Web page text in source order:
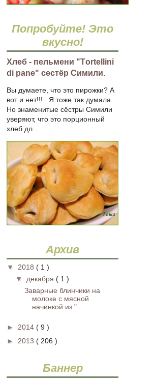
Попробуйте! Это
вкусно!
Хлеб - пельмени "Тortellini
di pane" сестёр Симили.
Вы думаете, что это пирожки? А
вот и нет!!! Я тоже так думала...
Но знаменитые сёстры Симили
уверяют, что это порционный
хлеб дл...
Архив
▼ 2018 ( 1 )
▼ декабря ( 1 )
Заварные блинчики на
молоке с мясной
начинкой из "...
► 2014 ( 9 )
► 2013 ( 206 )
Баннер